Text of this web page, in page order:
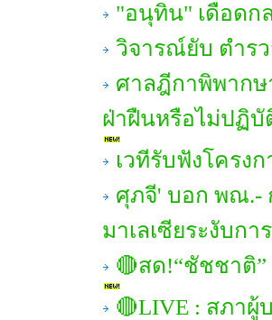
"อนุทิน" เดือดก
วิจารณ์ยับ ตำร
ศาลฎีกาพิพากษ
ฝ่าฝืนหรือไม่ปฏิบั
เวทีรับฟังโครง
ศุภจี' บอก พณ.-
มาเลเซียระงับก
🔴สด!“ชัชชาติ”
🔴LIVE : สภาผู้